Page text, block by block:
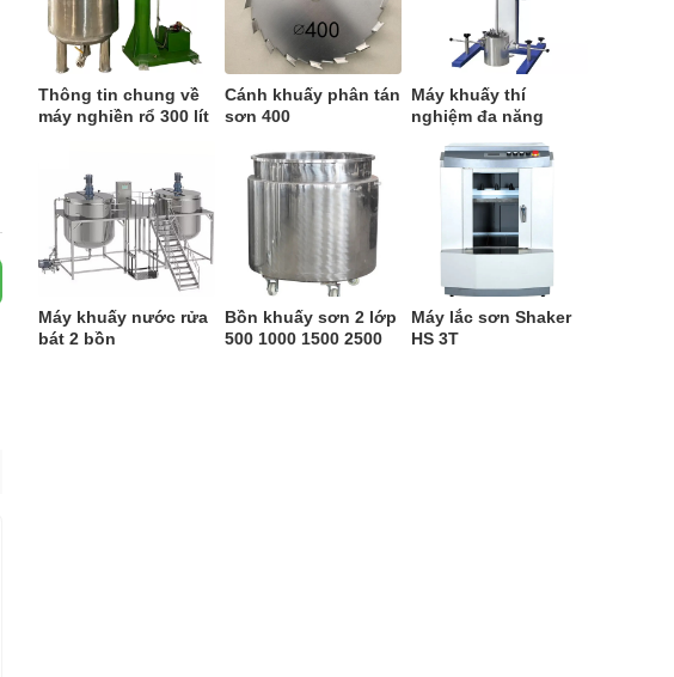
Thông tin chung về
máy nghiền rổ 300 lít
Cánh khuấy phân tán
sơn 400
Máy khuấy thí
nghiệm đa năng
Máy khuấy nước rửa
bát 2 bồn
Bồn khuấy sơn 2 lớp
500 1000 1500 2500
Máy lắc sơn Shaker
HS 3T